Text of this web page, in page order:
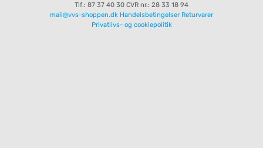
Tlf.: 87 37 40 30 CVR nr.: 28 33 18 94
mail@vvs-shoppen.dk Handelsbetingelser Returvarer
Privatlivs- og cookiepolitik